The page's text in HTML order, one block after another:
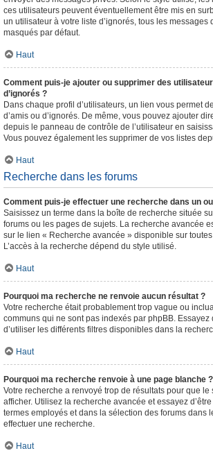
ces utilisateurs peuvent éventuellement être mis en
un utilisateur à votre liste d’ignorés, tous les messages
masqués par défaut.
Haut
Comment puis-je ajouter ou supprimer des
d’ignorés ?
Dans chaque profil d’utilisateurs, un lien vous permet
d’amis ou d’ignorés. De même, vous pouvez ajouter
depuis le panneau de contrôle de l’utilisateur en
Vous pouvez également les supprimer de vos listes
Haut
Recherche dans les forums
Comment puis-je effectuer une recherche dans un
Saisissez un terme dans la boîte de recherche située
forums ou les pages de sujets. La recherche avancée
sur le lien « Recherche avancée » disponible sur
L’accès à la recherche dépend du style utilisé.
Haut
Pourquoi ma recherche ne renvoie aucun résultat ?
Votre recherche était probablement trop vague ou
communs qui ne sont pas indexés par phpBB. Essayez
d’utiliser les différents filtres disponibles dans la
Haut
Pourquoi ma recherche renvoie à une page blanche
Votre recherche a renvoyé trop de résultats pour que le
afficher. Utilisez la recherche avancée et essayez
termes employés et dans la sélection des forums dans
effectuer une recherche.
Haut